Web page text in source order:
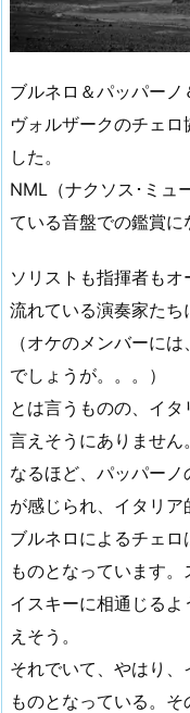
ブルネロ＆パッパー
ヴォルザークのチェ
した。
NML（ナクソス･ミュ
ている音盤での鑑賞に
ソリストも指揮者も
流れている演奏家たち
（オケのメンバーに
でしょうが。。。）
とは言うものの、イ
言えそうにありません。
なるほど、パッパー
が感じられ、イタリア
ブルネロによるチェ
ものとなっています
イスキーに相通じる
えそう。
それでいて、やはり
ものとなっている。